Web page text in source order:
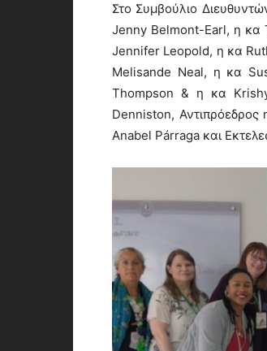
Στο Συμβούλιο
Jenny Belmont-Earl, η κα
Jennifer Leopold, η κα
Melisande Neal, η κα
Thompson & η κα
Denniston,
Anabel Párraga και